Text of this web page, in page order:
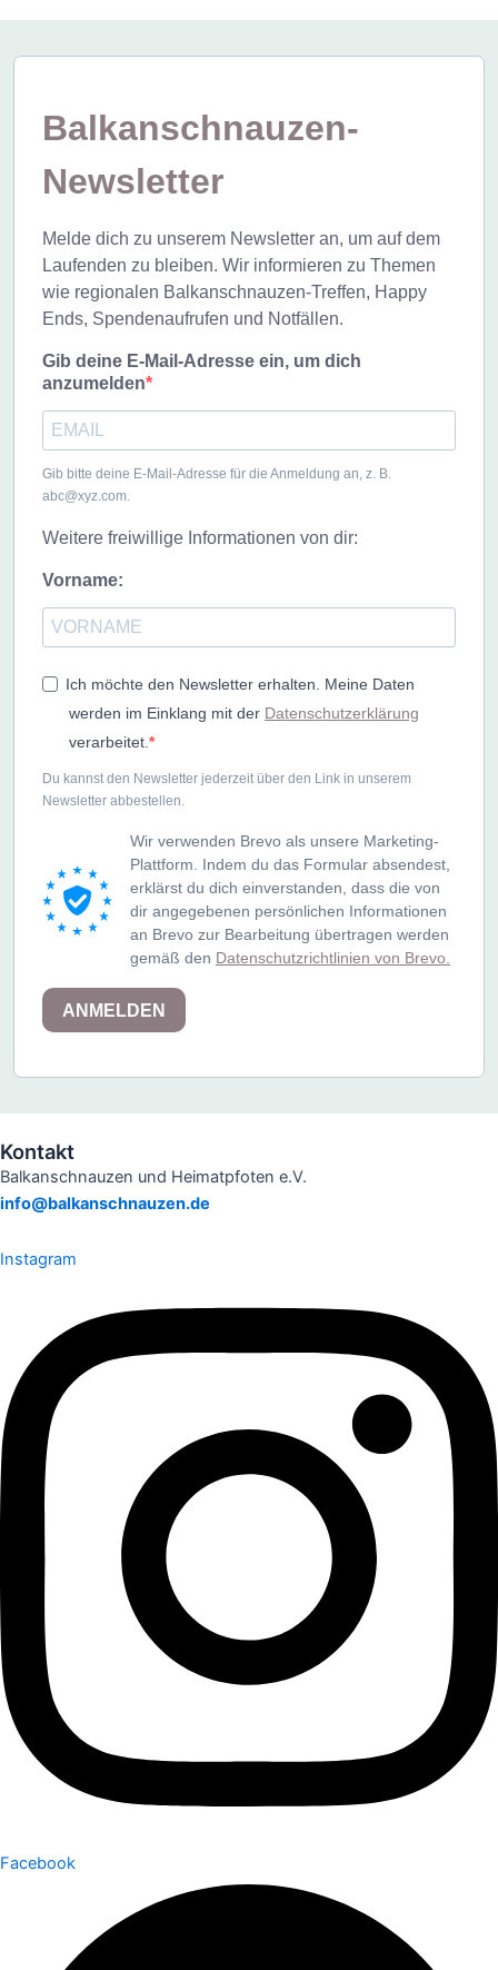
Balkanschnauzen-
Newsletter
Melde dich zu unserem Newsletter an, um auf dem
Laufenden zu bleiben. Wir informieren zu Themen
wie regionalen Balkanschnauzen-Treffen, Happy
Ends, Spendenaufrufen und Notfällen.
Gib deine E-Mail-Adresse ein, um dich
anzumelden
Gib bitte deine E-Mail-Adresse für die Anmeldung an, z. B.
abc@xyz.com.
Weitere freiwillige Informationen von dir:
Vorname:
Ich möchte den Newsletter erhalten. Meine Daten
werden im Einklang mit der Datenschutzerklärung
verarbeitet.
Du kannst den Newsletter jederzeit über den Link in unserem
Newsletter abbestellen.
Wir verwenden Brevo als unsere Marketing-
Plattform. Indem du das Formular absendest,
erklärst du dich einverstanden, dass die von
dir angegebenen persönlichen Informationen
an Brevo zur Bearbeitung übertragen werden
gemäß den Datenschutzrichtlinien von Brevo.
ANMELDEN
Kontakt
Balkanschnauzen und Heimatpfoten e.V.
info@balkanschnauzen.de
Instagram
Facebook